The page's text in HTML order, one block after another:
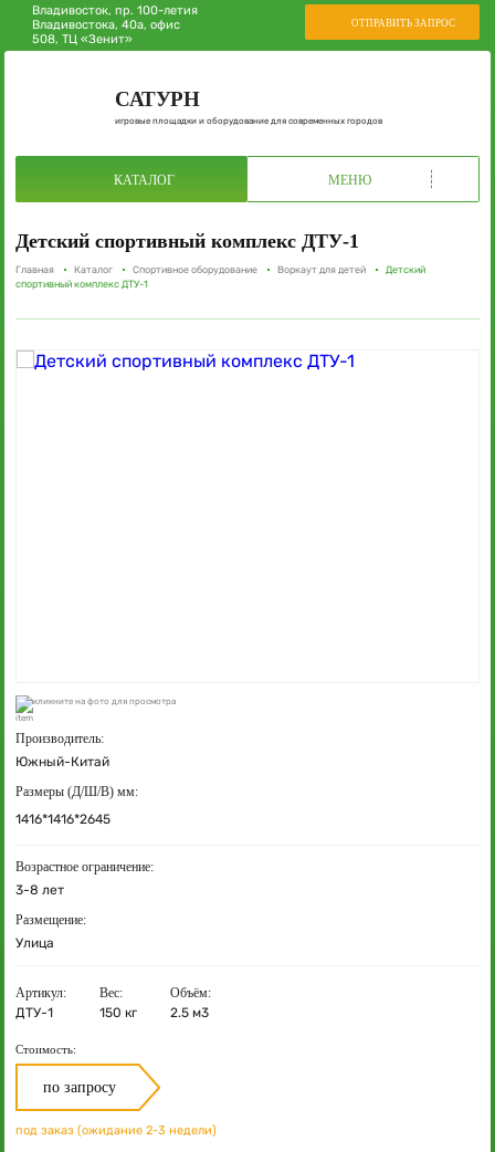
Владивосток, пр. 100-летия
Владивостока, 40а, офис
508, ТЦ «Зенит»
ОТПРАВИТЬ ЗАПРОС
САТУРН
игровые площадки и оборудование для современных городов
КАТАЛОГ МЕНЮ
Детский спортивный комплекс ДТУ-1
Главная Каталог Спортивное оборудование Воркаут для детей
Детский
спортивный комплекс ДТУ-1
кликните на фото для просмотра
Производитель:
Южный-Китай
Размеры (Д/Ш/В) мм:
1416*1416*2645
Возрастное ограничение:
3-8 лет
Размещение:
Улица
Артикул:
ДТУ-1
Вес:
150 кг
Объём:
2.5 м3
Стоимость:
по запросу
под заказ (ожидание 2-3 недели)